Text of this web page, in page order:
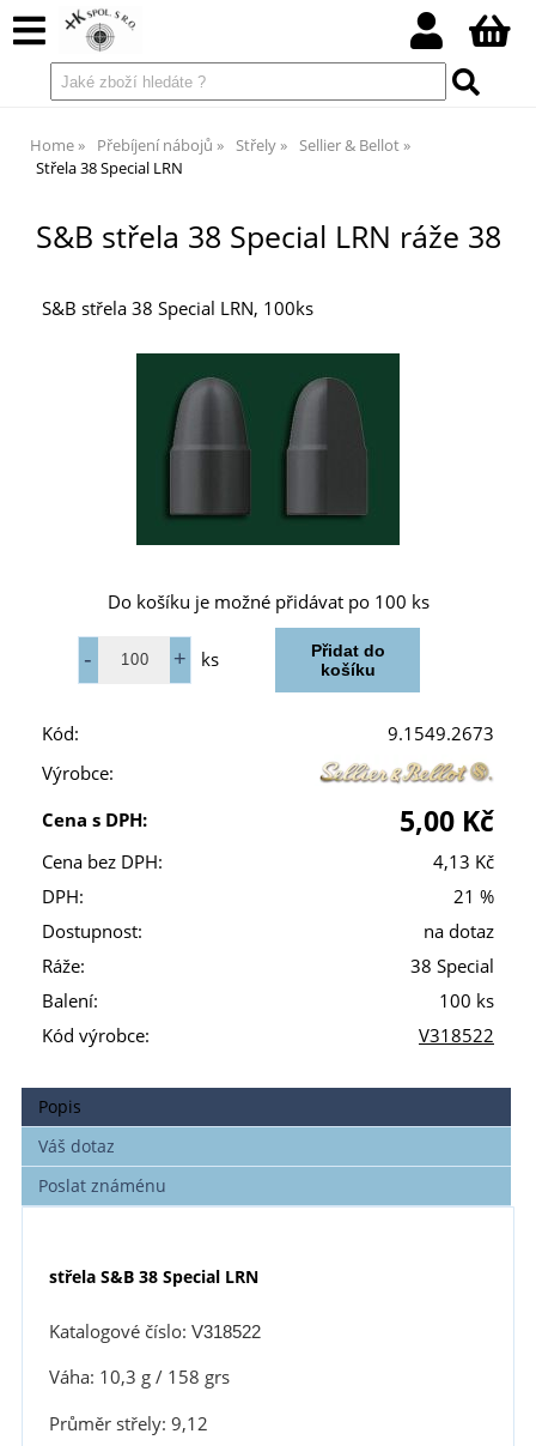
Home Přebíjení nábojů Střely
Sellier & Bellot
Střela 38 Special LRN
S&B střela 38 Special LRN ráže 38
S&B střela 38 Special LRN, 100ks
Do košíku je možné přidávat po 100 ks
ks
Kód:
9.1549.2673
Výrobce:
Cena s DPH:
5,00 Kč
Cena bez DPH:
4,13 Kč
DPH:
21 %
Dostupnost:
na dotaz
Ráže:
38 Special
Balení:
100 ks
Kód výrobce:
V318522
Popis
Váš dotaz
Poslat známénu
střela S&B 38 Special LRN
Katalogové číslo: V318522
Váha: 10,3 g / 158 grs
Průměr střely: 9,12